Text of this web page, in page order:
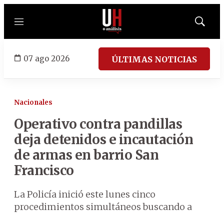
Menú
Mostrar
07 ago 2026 ÚLTIMAS NOTICIAS
Nacionales
Operativo contra pandillas
deja detenidos e incautación
de armas en barrio San
Francisco
La Policía inició este lunes cinco
procedimientos simultáneos buscando a